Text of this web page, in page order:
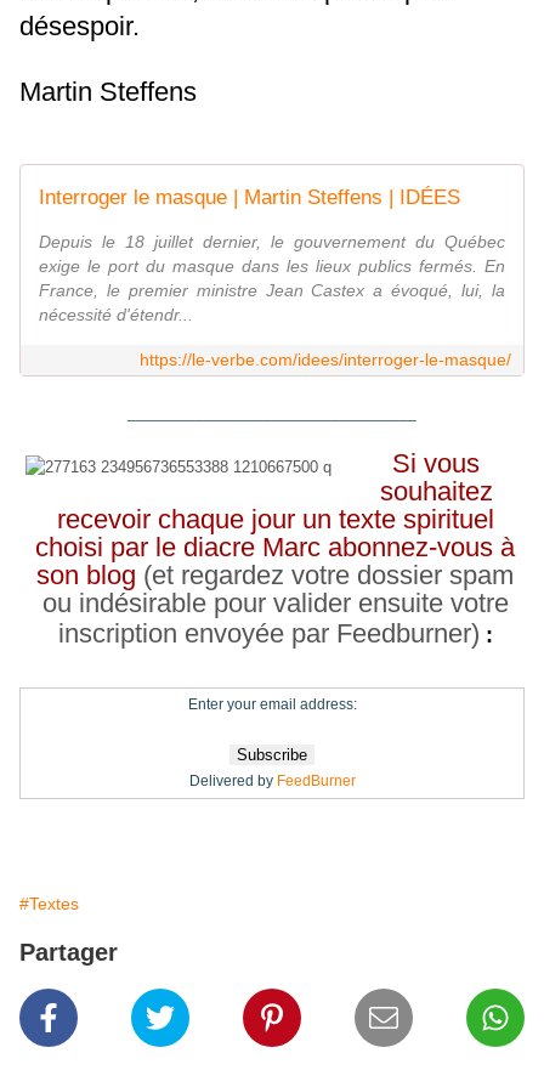
désespoir.
Martin Steffens
Interroger le masque | Martin Steffens | IDÉES
Depuis le 18 juillet dernier, le gouvernement du Québec
exige le port du masque dans les lieux publics fermés. En
France, le premier ministre Jean Castex a évoqué, lui, la
nécessité d'étendr...
https://le-verbe.com/idees/interroger-le-masque/
Si vous
souhaitez
recevoir chaque jour un texte spirituel
choisi par le diacre Marc abonnez-vous à
son blog (et regardez votre dossier spam
ou indésirable pour valider ensuite votre
inscription envoyée par Feedburner) :
Enter your email address:
Delivered by FeedBurner
#Textes
Partager